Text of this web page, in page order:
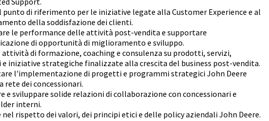
punto di riferimento per le iniziative legate alla Customer Experience e al
della soddisfazione dei clienti.
le performance delle attività post-vendita e supportare
di opportunità di miglioramento e sviluppo.
attività di formazione, coaching e consulenza su prodotti, servizi,
e iniziative strategiche finalizzate alla crescita del business post-vendita.
l'implementazione di progetti e programmi strategici John Deere
rete dei concessionari.
e sviluppare solide relazioni di collaborazione con concessionari e
interni.
nel rispetto dei valori, dei principi etici e delle policy aziendali John Deere.